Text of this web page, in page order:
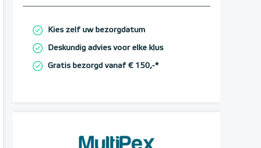
Kies zelf uw bezorgdatum
Deskundig advies voor elke klus
Gratis bezorgd vanaf € 150,-*